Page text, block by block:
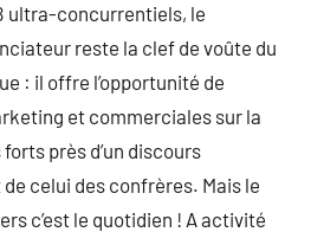
ultra-concurrentiels, le
reste la clef de voûte du
: il offre l’opportunité de
et commerciales sur la
près d’un discours
celui des confrères. Mais le
c’est le quotidien ! A activité